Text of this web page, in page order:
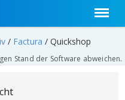
/ Factura / Quickshop
Stand der Software abweichen.